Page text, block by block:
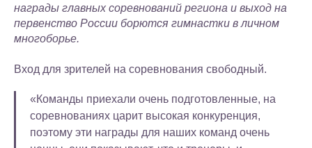
награды главных соревнований региона и выход на
первенство России борются гимнастки в личном
многоборье.
Вход для зрителей на соревнования свободный.
«Команды приехали очень подготовленные, на
соревнованиях царит высокая конкуренция,
поэтому эти награды для наших команд очень